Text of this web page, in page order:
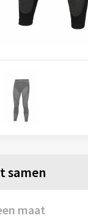
samen
maat